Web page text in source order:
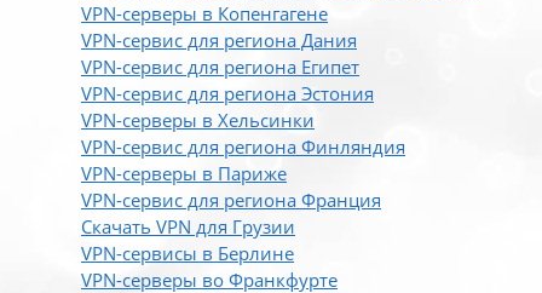
VPN-серверы в Копенгагене
VPN-сервис для региона Дания
VPN-сервис для региона Египет
VPN-сервис для региона Эстония
VPN-серверы в Хельсинки
VPN-сервис для региона Финляндия
VPN-серверы в Париже
VPN-сервис для региона Франция
Скачать VPN для Грузии
VPN-сервисы в Берлине
VPN-серверы во Франкфурте